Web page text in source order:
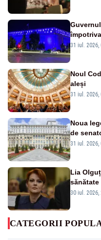
Victoria,
31 iul. 2026,
Noul
aleși
31 iul. 2026,
Noua
de
31 iul. 2026,
Lia
sănătate
30 iul. 2026,
CATEGORII